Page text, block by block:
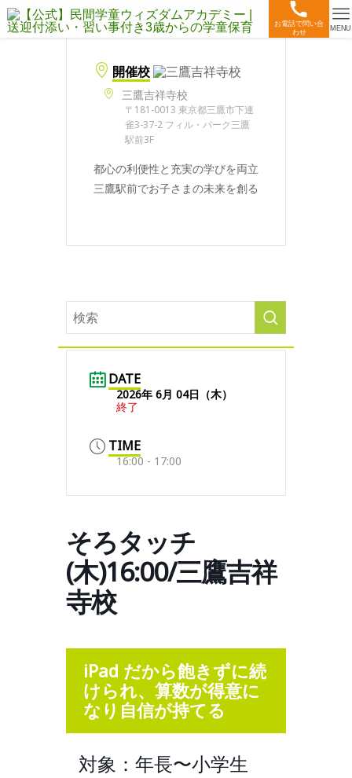
お電話で問い合
わせ
MENU
開催校
三鷹吉祥寺校
〒181-0013 東京都三鷹市下連
雀3-37-2 フィル・パーク三鷹
駅前3F
都心の利便性と充実の学びを両立
三鷹駅前でお子さまの未来を創る
DATE
2026年 6月 04日（木）
終了
TIME
16:00 - 17:00
そろタッチ
(木)16:00/三鷹吉祥
寺校
iPad だから飽きずに続
けられ、算数が得意に
なり自信が持てる
対象：年長〜小学生